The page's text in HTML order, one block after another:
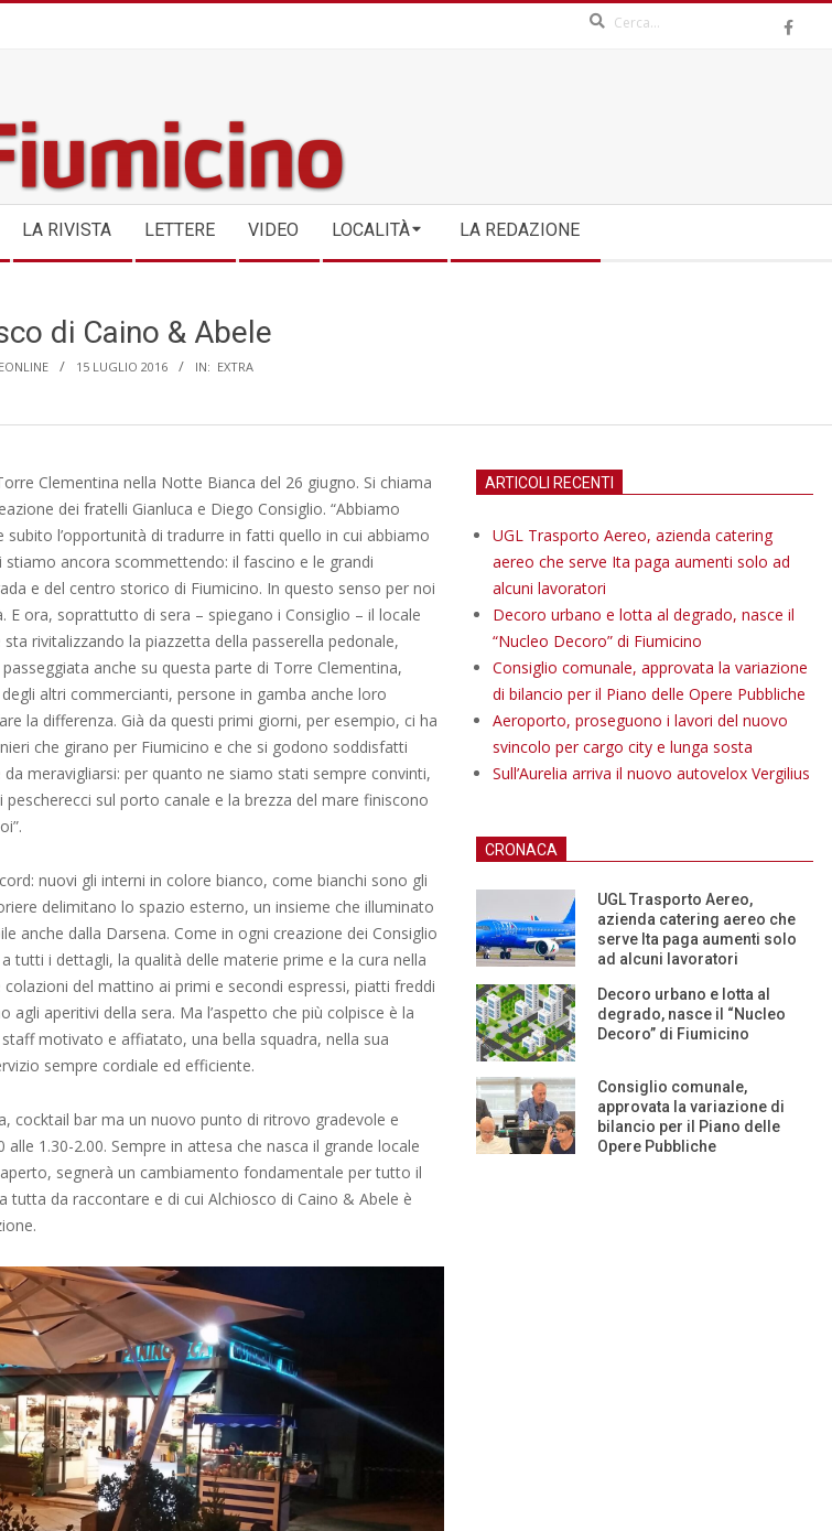
LA RIVISTA LETTERE VIDEO LOCALITÀ LA REDAZIONE
di Caino & Abele
15 LUGLIO 2016 IN: EXTRA
Clementina nella Notte Bianca del 26 giugno. Si chiama
dei fratelli Gianluca e Diego Consiglio. “Abbiamo
l’opportunità di tradurre in fatti quello in cui abbiamo
ancora scommettendo: il fascino e le grandi
e del centro storico di Fiumicino. In questo senso per noi
E ora, soprattutto di sera – spiegano i Consiglio – il locale
rivitalizzando la piazzetta della passerella pedonale,
anche su questa parte di Torre Clementina,
altri commercianti, persone in gamba anche loro
la differenza. Già da questi primi giorni, per esempio, ci ha
che girano per Fiumicino e che si godono soddisfatti
da meravigliarsi: per quanto ne siamo stati sempre convinti,
sul porto canale e la brezza del mare finiscono
nuovi gli interni in colore bianco, come bianchi sono gli
delimitano lo spazio esterno, un insieme che illuminato
anche dalla Darsena. Come in ogni creazione dei Consiglio
tutti i dettagli, la qualità delle materie prime e la cura nella
del mattino ai primi e secondi espressi, piatti freddi
agli aperitivi della sera. Ma l’aspetto che più colpisce è la
motivato e affiatato, una bella squadra, nella sua
sempre cordiale ed efficiente.
cocktail bar ma un nuovo punto di ritrovo gradevole e
1.30-2.00. Sempre in attesa che nasca il grande locale
segnerà un cambiamento fondamentale per tutto il
tutta da raccontare e di cui Alchiosco di Caino & Abele è
ARTICOLI RECENTI
UGL Trasporto Aereo, azienda catering
aereo che serve Ita paga aumenti solo ad
alcuni lavoratori
Decoro urbano e lotta al degrado, nasce il
“Nucleo Decoro” di Fiumicino
Consiglio comunale, approvata la variazione
di bilancio per il Piano delle Opere Pubbliche
Aeroporto, proseguono i lavori del nuovo
svincolo per cargo city e lunga sosta
Sull’Aurelia arriva il nuovo autovelox Vergilius
CRONACA
UGL Trasporto Aereo,
azienda catering aereo che
serve Ita paga aumenti solo
ad alcuni lavoratori
Decoro urbano e lotta al
degrado, nasce il “Nucleo
Decoro” di Fiumicino
Consiglio comunale,
approvata la variazione di
bilancio per il Piano delle
Opere Pubbliche